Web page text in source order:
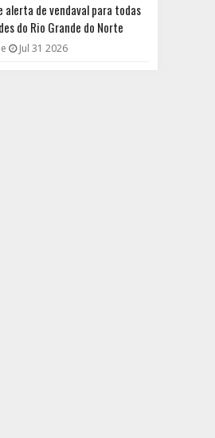
alerta de vendaval para todas
do Rio Grande do Norte
Jul 31 2026